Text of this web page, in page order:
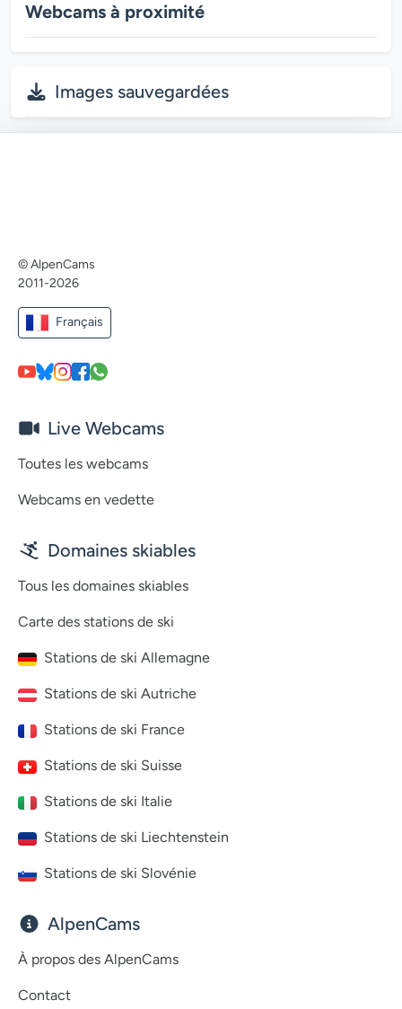
Webcams à proximité
Images sauvegardées
© AlpenCams
2011-2026
Français
Live Webcams
Toutes les webcams
Webcams en vedette
Domaines skiables
Tous les domaines skiables
Carte des stations de ski
Stations de ski Allemagne
Stations de ski Autriche
Stations de ski France
Stations de ski Suisse
Stations de ski Italie
Stations de ski Liechtenstein
Stations de ski Slovénie
AlpenCams
À propos des AlpenCams
Contact